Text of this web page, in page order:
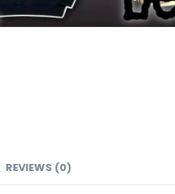
REVIEWS (0)